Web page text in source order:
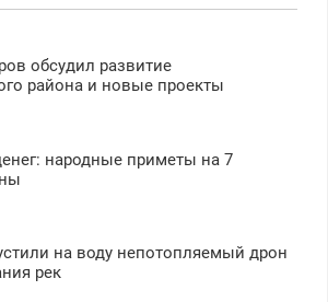
обсудил развитие
района и новые проекты
народные приметы на 7
на воду непотопляемый дрон
рек